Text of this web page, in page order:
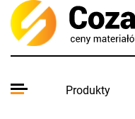
Produkty